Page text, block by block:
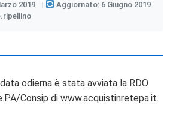
2019
Aggiornato: 6 Giugno 2019
odierna è stata avviata la RDO
Consip di www.acquistinretepa.it.